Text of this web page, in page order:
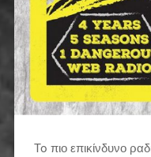
To πιο επικίνδυνο